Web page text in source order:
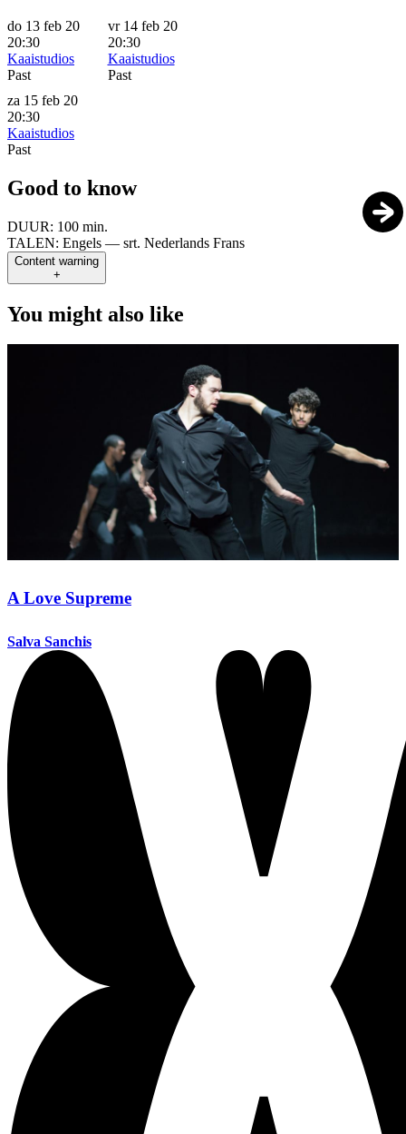
do 13 feb 20
20:30
Kaaistudios
Past
vr 14 feb 20
20:30
Kaaistudios
Past
za 15 feb 20
20:30
Kaaistudios
Past
Good to know
DUUR: 100 min.
TALEN: Engels — srt. Nederlands Frans
Content warning
+
You might also like
A Love Supreme
Salva Sanchis